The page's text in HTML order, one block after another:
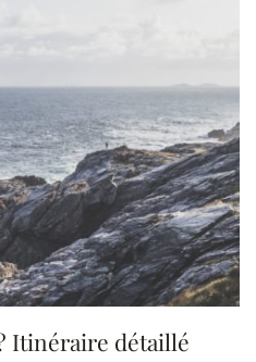
Itinéraire détaillé